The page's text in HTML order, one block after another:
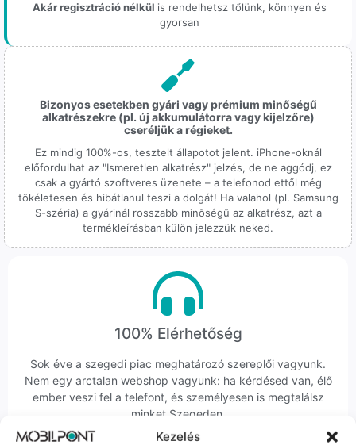
Kezelés
Akár regisztráció nélkül is rendelhetsz tőlünk, könnyen és
gyorsan
Bizonyos esetekben gyári vagy prémium minőségű
alkatrészekre (pl. új akkumulátorra vagy kijelzőre)
cseréljük a régieket.
Ez mindig 100%-os, tesztelt állapotot jelent. iPhone-oknál
előfordulhat az "Ismeretlen alkatrész" jelzés, de ne aggódj, ez
csak a gyártó szoftveres üzenete – a telefonod ettől még
tökéletesen és hibátlanul teszi a dolgát! Ha valahol (pl. Samsung
S-széria) a gyárinál rosszabb minőségű az alkatrész, azt a
termékleírásban külön jelezzük neked.
100% Elérhetőség
Sok éve a szegedi piac meghatározó szereplői vagyunk.
Nem egy arctalan webshop vagyunk: ha kérdésed van, élő
ember veszi fel a telefont, és személyesen is megtalálsz
minket Szegeden.